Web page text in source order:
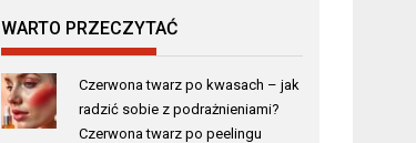
WARTO PRZECZYTAĆ
Czerwona twarz po kwasach – jak
radzić sobie z podrażnieniami?
Czerwona twarz po peelingu